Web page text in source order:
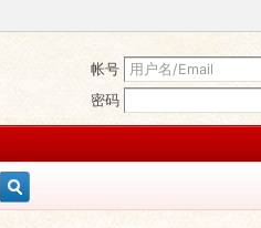
帐号
密码